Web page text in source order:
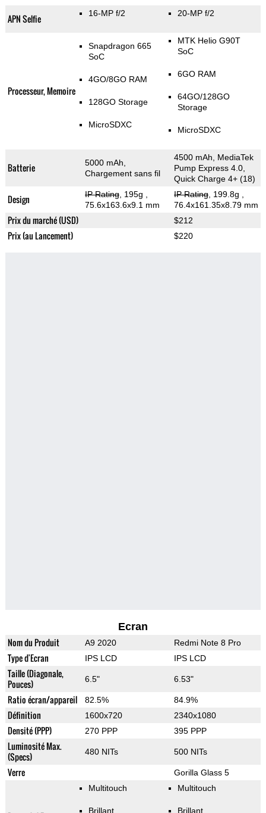
APN Selfie 16-MP f/2 20-MP f/2
Processeur, Memoire
Snapdragon 665
SoC
4GO/8GO RAM
128GO Storage
MicroSDXC
MTK Helio G90T
SoC
6GO RAM
64GO/128GO
Storage
MicroSDXC
Batterie
5000 mAh,
Chargement sans fil
4500 mAh, MediaTek
Pump Express 4.0,
Quick Charge 4+ (18)
Design IP Rating, 195g
75.6x163.6x9.1 mm
IP Rating, 199.8g
76.4x161.35x8.79 mm
Prix du marché (USD) $212
Prix (au Lancement) $220
Ecran
Nom du Produit A9 2020 Redmi Note 8 Pro
Type d'Ecran IPS LCD IPS LCD
Taille (Diagonale,
Pouces)
6.5" 6.53"
Ratio écran/appareil 82.5% 84.9%
Définition 1600x720 2340x1080
Densité (PPP) 270 PPP 395 PPP
Luminosité Max.
(Specs)
480 NITs 500 NITs
Verre Gorilla Glass 5
Multitouch
Brillant
Multitouch
Brillant